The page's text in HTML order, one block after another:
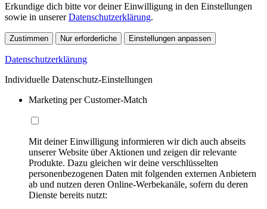
Erkundige dich bitte vor deiner Einwilligung in den Einstellungen
sowie in unsererDatenschutzerklärung.
Zustimmen Nur erforderliche Einstellungen anpassen
Datenschutzerklärung
Individuelle Datenschutz-Einstellungen
Marketing per Customer-Match
Mit deiner Einwilligung informieren wir dich auch abseits
unserer Website über Aktionen und zeigen dir relevante
Produkte. Dazu gleichen wir deine verschlüsselten
personenbezogenen Daten mit folgenden externen Anbietern
ab und nutzen deren Online-Werbekanäle, sofern du deren
Dienste bereits nutzt: